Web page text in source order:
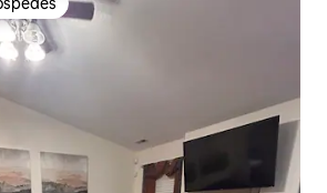
dos hóspedes